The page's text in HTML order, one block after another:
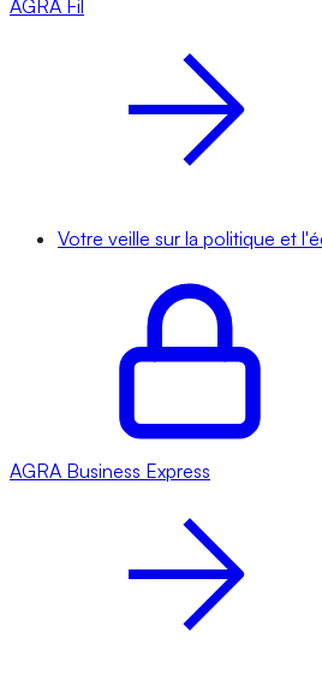
AGRA Fil
Votre veille sur la politique et
AGRA Business Express